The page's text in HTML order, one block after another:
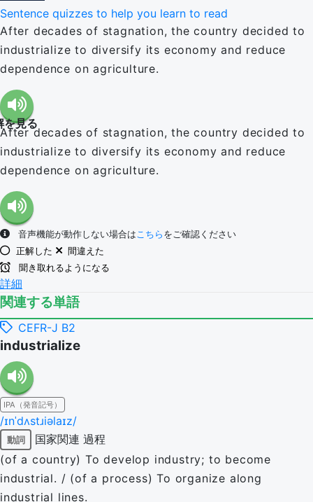
(en-GB)
Sentence quizzes to help you learn to read
After decades of stagnation, the country decided to
industrialize to diversify its economy and reduce
dependence on agriculture.
を見る
After decades of stagnation, the country decided to
industrialize to diversify its economy and reduce
dependence on agriculture.
音声機能が動作しない場合はこちら をご確認ください
正解した
間違えた
聞き取れるようになる
詳細
関連する単語
CEFR-J B2
industrialize
IPA（発音記号）
/ɪnˈdʌstɹiəlaɪz/
動詞 国家関連 過程
(of a country) To develop industry; to become
industrial. / (of a process) To organize along
industrial lines.